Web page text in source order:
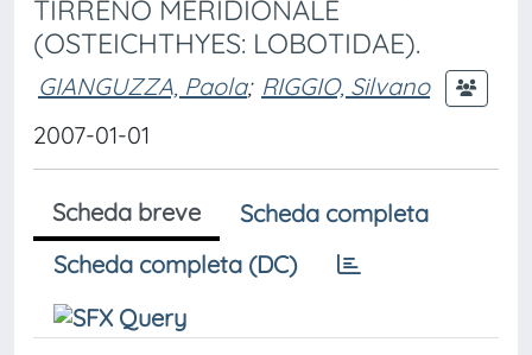
TIRRENO MERIDIONALE
(OSTEICHTHYES: LOBOTIDAE).
GIANGUZZA, Paola; RIGGIO, Silvano
2007-01-01
Scheda breve
Scheda completa
Scheda completa (DC)